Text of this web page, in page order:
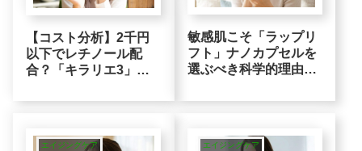
【コスト分析】2千円
以下でレチノール配
合？「キラリエ3」が
される裏事情
敏感肌こそ「ラップリ
フト」ナノカプセルを
選ぶべき科学的理由！
ぜ実感しにくいか？？
エイジングケア エイジングケア